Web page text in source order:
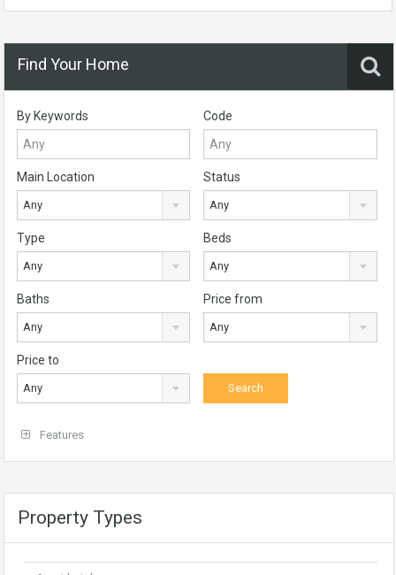
Find Your Home
By Keywords Code
Main Location
Any
Status
Any
Type
Any
Beds
Any
Baths
Any
Price from
Any
Price to
Any
Features
Property Types